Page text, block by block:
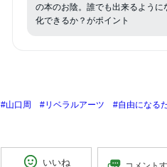
の本のお陰。誰でも出来るように
化できるか？がポイント
#山口周 #リベラルアーツ #自由になる
いいね